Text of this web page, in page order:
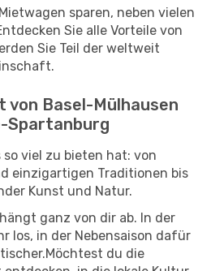
sparen, neben vielen
Sie alle Vorteile von
Sie Teil der weltweit
von Basel-Mülhausen
Spartanburg
so viel zu bieten hat: von
einzigartigen Traditionen bis
Kunst und Natur.
ganz von dir ab. In der
los, in der Nebensaison dafür
du die